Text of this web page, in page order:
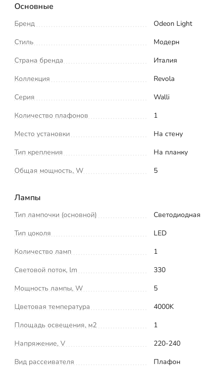
Основные
Бренд
Odeon Light
Стиль
Модерн
Страна бренда
Италия
Коллекция
Revola
Серия
Walli
Количество плафонов
1
Место установки
На стену
Тип крепления
На планку
Общая мощность, W
5
Лампы
Тип лампочки (основной)
Светодиодная
Тип цоколя
LED
Количество ламп
1
Световой поток, lm
330
Мощность лампы, W
5
Цветовая температура
4000K
Площадь освещения, м2
1
Напряжение, V
220-240
Вид рассеивателя
Плафон